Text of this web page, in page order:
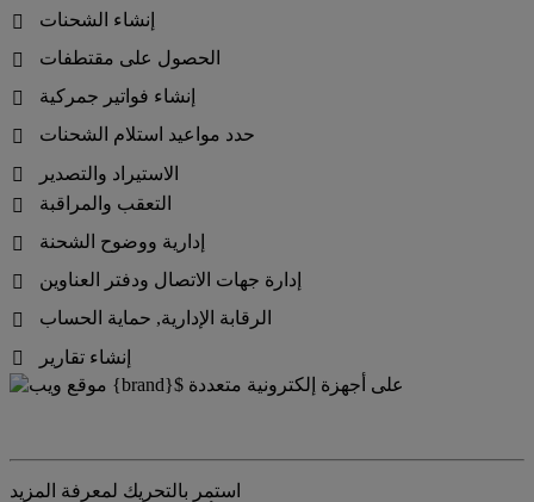

إنشاء الشحنات

الحصول على مقتطفات

إنشاء فواتير جمركية

حدد مواعيد استلام الشحنات

الاستيراد والتصدير

التعقب والمراقبة

إدارية ووضوح الشحنة

إدارة جهات الاتصال ودفتر العناوين

الرقابة الإدارية, حماية الحساب

إنشاء تقارير
استمر بالتحريك لمعرفة المزيد